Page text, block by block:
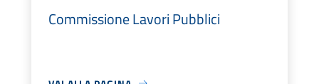
Commissione Lavori Pubblici